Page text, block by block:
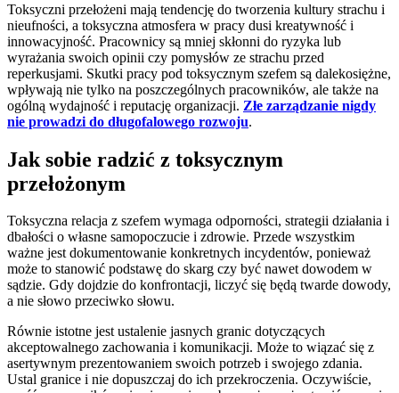
Toksyczni przełożeni mają tendencję do tworzenia kultury strachu i
nieufności, a toksyczna atmosfera w pracy dusi kreatywność i
innowacyjność. Pracownicy są mniej skłonni do ryzyka lub
wyrażania swoich opinii czy pomysłów ze strachu przed
reperkusjami. Skutki pracy pod toksycznym szefem są dalekosiężne,
wpływają nie tylko na poszczególnych pracowników, ale także na
ogólną wydajność i reputację organizacji. Złe zarządzanie nigdy
nie prowadzi do długofalowego rozwoju.
Jak sobie radzić z toksycznym
przełożonym
Toksyczna relacja z szefem wymaga odporności, strategii działania i
dbałości o własne samopoczucie i zdrowie. Przede wszystkim
ważne jest dokumentowanie konkretnych incydentów, ponieważ
może to stanowić podstawę do skarg czy być nawet dowodem w
sądzie. Gdy dojdzie do konfrontacji, liczyć się będą twarde dowody,
a nie słowo przeciwko słowu.
Równie istotne jest ustalenie jasnych granic dotyczących
akceptowalnego zachowania i komunikacji. Może to wiązać się z
asertywnym prezentowaniem swoich potrzeb i swojego zdania.
Ustal granice i nie dopuszczaj do ich przekroczenia. Oczywiście,